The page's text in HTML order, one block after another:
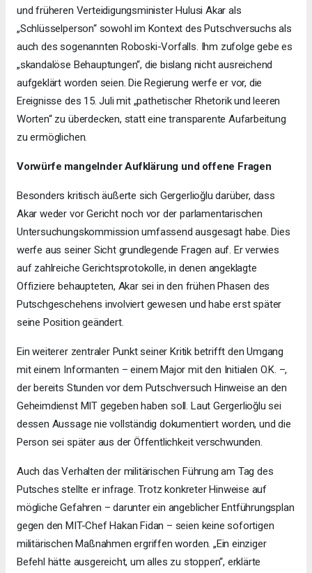
und früheren Verteidigungsminister Hulusi Akar als
„Schlüsselperson“ sowohl im Kontext des Putschversuchs als
auch des sogenannten Roboski-Vorfalls. Ihm zufolge gebe es
„skandalöse Behauptungen“, die bislang nicht ausreichend
aufgeklärt worden seien. Die Regierung werfe er vor, die
Ereignisse des 15. Juli mit „pathetischer Rhetorik und leeren
Worten“ zu überdecken, statt eine transparente Aufarbeitung
zu ermöglichen.
Vorwürfe mangelnder Aufklärung und offene Fragen
Besonders kritisch äußerte sich Gergerlioğlu darüber, dass
Akar weder vor Gericht noch vor der parlamentarischen
Untersuchungskommission umfassend ausgesagt habe. Dies
werfe aus seiner Sicht grundlegende Fragen auf. Er verwies
auf zahlreiche Gerichtsprotokolle, in denen angeklagte
Offiziere behaupteten, Akar sei in den frühen Phasen des
Putschgeschehens involviert gewesen und habe erst später
seine Position geändert.
Ein weiterer zentraler Punkt seiner Kritik betrifft den Umgang
mit einem Informanten – einem Major mit den Initialen O.K. –,
der bereits Stunden vor dem Putschversuch Hinweise an den
Geheimdienst MIT gegeben haben soll. Laut Gergerlioğlu sei
dessen Aussage nie vollständig dokumentiert worden, und die
Person sei später aus der Öffentlichkeit verschwunden.
Auch das Verhalten der militärischen Führung am Tag des
Putsches stellte er infrage. Trotz konkreter Hinweise auf
mögliche Gefahren – darunter ein angeblicher Entführungsplan
gegen den MIT-Chef Hakan Fidan – seien keine sofortigen
militärischen Maßnahmen ergriffen worden. „Ein einziger
Befehl hätte ausgereicht, um alles zu stoppen“, erklärte